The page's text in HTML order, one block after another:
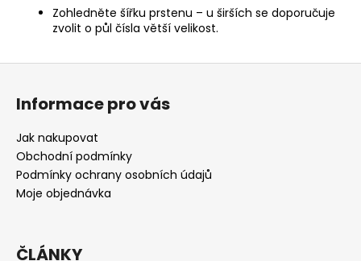
Zohledněte šířku prstenu – u širších se doporučuje
zvolit o půl čísla větší velikost.
Informace pro vás
Jak nakupovat
Obchodní podmínky
Podmínky ochrany osobních údajů
Moje objednávka
ČLÁNKY